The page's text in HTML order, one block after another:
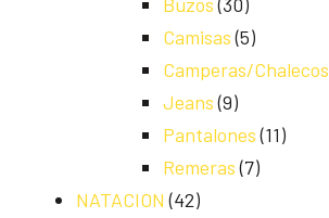
Camisas (5)
Camperas/Chalecos
Jeans (9)
Pantalones (11)
Remeras (7)
NATACION (42)